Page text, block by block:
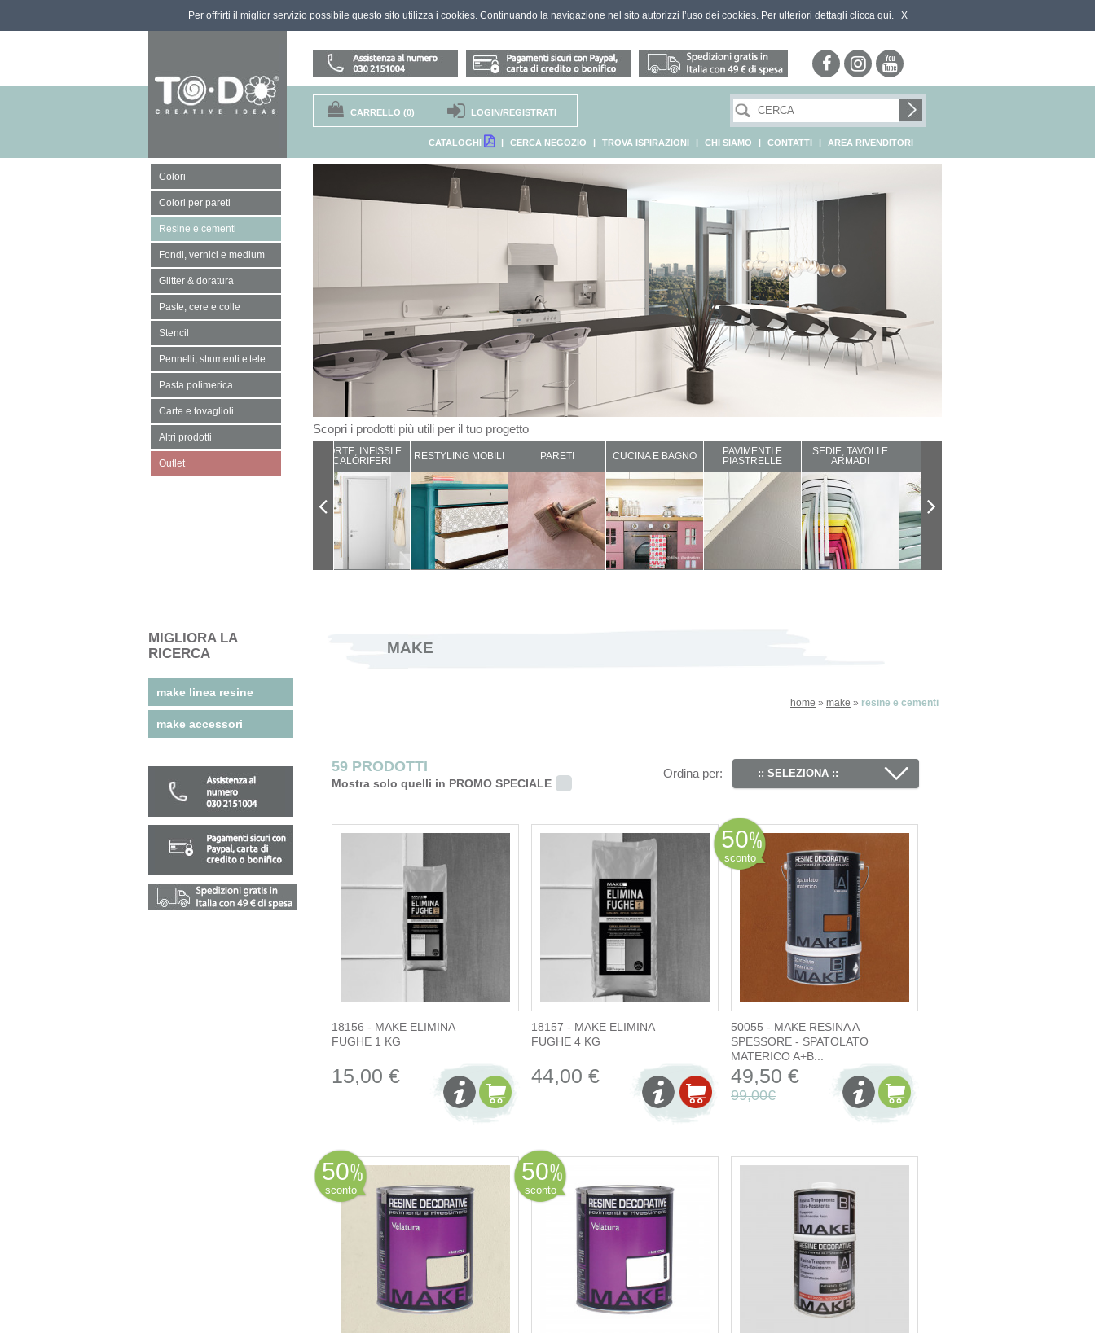
Per offrirti il miglior servizio possibile questo sito utilizza i cookies. Continuando la navigazione nel sito autorizzi l’uso dei cookies. Per ulteriori dettagli clicca qui. X
CARRELLO (0) LOGIN/REGISTRATI
CATALOGHI | CERCA NEGOZIO | TROVA ISPIRAZIONI | CHI SIAMO | CONTATTI | AREA RIVENDITORI
Colori
Colori per pareti
Resine e cementi
Fondi, vernici e medium
Glitter & doratura
Paste, cere e colle
Stencil
Pennelli, strumenti e tele
Pasta polimerica
Carte e tovaglioli
Altri prodotti
Outlet
Scopri i prodotti più utili per il tuo progetto
PORTE, INFISSI E
CALORIFERI
RESTYLING MOBILI PARETI CUCINA E BAGNO
PAVIMENTI E
PIASTRELLE
SEDIE, TAVOLI E
ARMADI
MIGLIORA LA
RICERCA
make linea resine
make accessori
MAKE
home » make » resine e cementi
59 PRODOTTI
Mostra solo quelli in PROMO SPECIALE
Ordina per: :: SELEZIONA ::
18156 - MAKE ELIMINA
FUGHE 1 KG
15,00 €
18157 - MAKE ELIMINA
FUGHE 4 KG
44,00 €
50
sconto
50055 - MAKE RESINA A
SPESSORE - SPATOLATO
MATERICO A+B...
49,50 €
99,00€
50
sconto
50
sconto